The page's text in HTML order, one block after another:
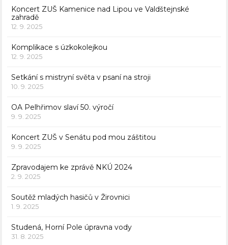
Koncert ZUŠ Kamenice nad Lipou ve Valdštejnské
zahradě
12. 9. 2025
Komplikace s úzkokolejkou
12. 9. 2025
Setkání s mistryní světa v psaní na stroji
10. 9. 2025
OA Pelhřimov slaví 50. výročí
9. 9. 2025
Koncert ZUŠ v Senátu pod mou záštitou
9. 9. 2025
Zpravodajem ke zprávě NKÚ 2024
2. 9. 2025
Soutěž mladých hasičů v Žirovnici
1. 9. 2025
Studená, Horní Pole úpravna vody
31. 8. 2025